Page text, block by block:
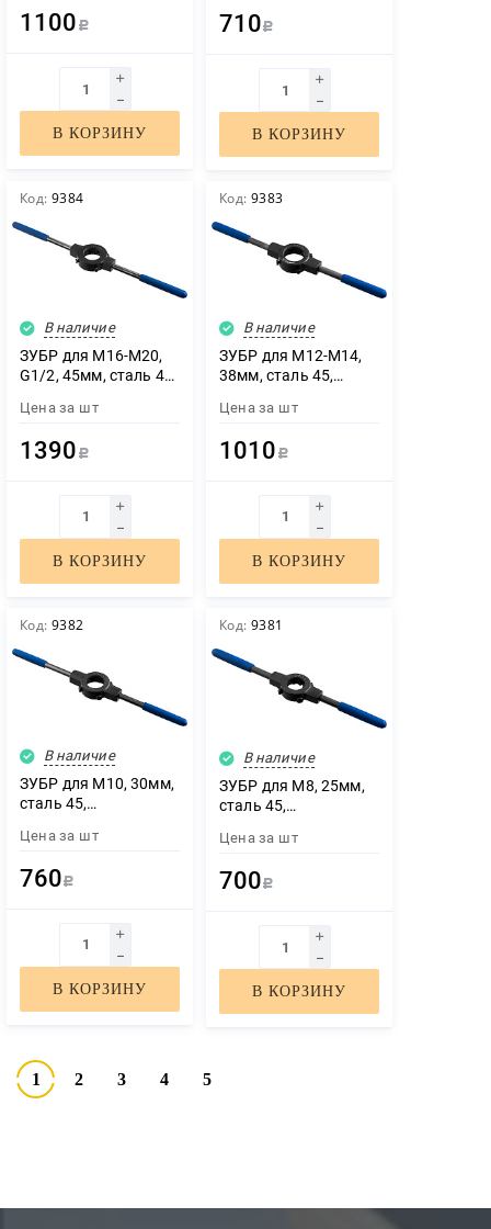
Профессионал
1100 Р
В КОРЗИНУ
Профессионал
710 Р
В КОРЗИНУ
Код: 9384
В наличие
ЗУБР для M16-M20,
G1/2, 45мм, сталь 45,
стопорными
Профессионал
Цена за шт
1390 Р
В КОРЗИНУ
Код: 9383
В наличие
ЗУБР для M12-M14,
38мм, сталь 45,
стопорными
Профессионал
Цена за шт
1010 Р
В КОРЗИНУ
Код: 9382
В наличие
ЗУБР для M10, 30мм,
сталь 45,
стопорными
Профессионал
Цена за шт
760 Р
В КОРЗИНУ
Код: 9381
В наличие
ЗУБР для M8, 25мм,
сталь 45,
стопорными
Профессионал
Цена за шт
700 Р
В КОРЗИНУ
1 2 3 4 5